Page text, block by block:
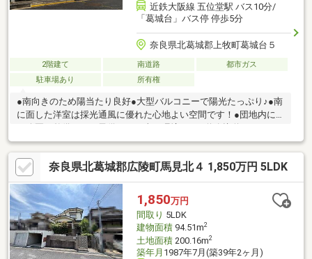
近鉄大阪線 五位堂駅 バス10分/
「葛城台」バス停 停歩5分
奈良県北葛城郡上牧町葛城台５
2階建て 南道路
都市ガス
駐車場あり
所有権
●南向きのため陽当たり良好●大型バルコニーで陽光たっぷり♪●南
に面した洋室は採光通風に優れた心地よい空間です！●団地内に
は公園も整備され、子供たちも喜ぶ環境♪●6ｍ道路接道でラクラ
ク駐車できます？？●ＬＤＫ約19帖・来客時にも便利！ゆったり
ＬＤＫは家族との憩いの空間！●各居室も6畳以上のゆとりの設計
で豊かな日々を！●スーパーおくやま上牧店まで徒歩14分（1000
ｍ）。9：30～20：30まで営業しているのでお仕事帰りにも立ち
寄れます●MEGAドン・キホーテUNY 西大和店まで（車で7分
（2300ｍ）。9：30～20：30まで。日用品や食料品を手軽に購入
できます！
奈良県北葛城郡広陵町馬見北４ 1,850万円 5LDK
1,850万円
間取り 5LDK
建物面積94.51m2
土地面積200.16m2
築年月 1987年7月(築39年2ヶ月)